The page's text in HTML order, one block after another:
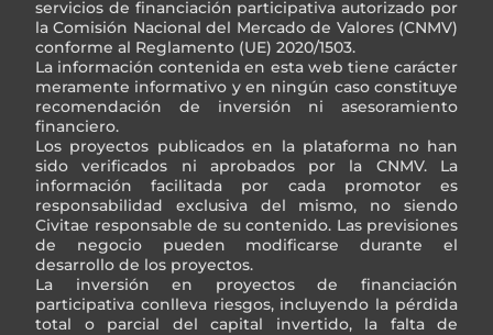
servicios de financiación participativa autorizado por
la Comisión Nacional del Mercado de Valores (CNMV)
conforme al Reglamento (UE) 2020/1503.
La información contenida en esta web tiene carácter
meramente informativo y en ningún caso constituye
recomendación de inversión ni asesoramiento
financiero.
Los proyectos publicados en la plataforma no han
sido verificados ni aprobados por la CNMV. La
información facilitada por cada promotor es
responsabilidad exclusiva del mismo, no siendo
Civitae responsable de su contenido. Las previsiones
de negocio pueden modificarse durante el
desarrollo de los proyectos.
La inversión en proyectos de financiación
participativa conlleva riesgos, incluyendo la pérdida
total o parcial del capital invertido, la falta de